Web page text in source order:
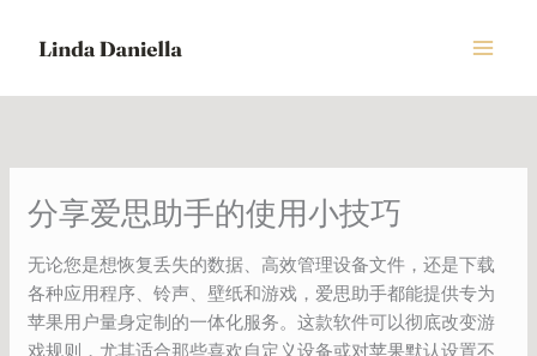
分享爱思助手的使用小技巧
无论您是想恢复丢失的数据、高效管理设备文件，还是下载
各种应用程序、铃声、壁纸和游戏，爱思助手都能提供专为
苹果用户量身定制的一体化服务。这款软件可以彻底改变游
戏规则，尤其适合那些喜欢自定义设备或对苹果默认设置不